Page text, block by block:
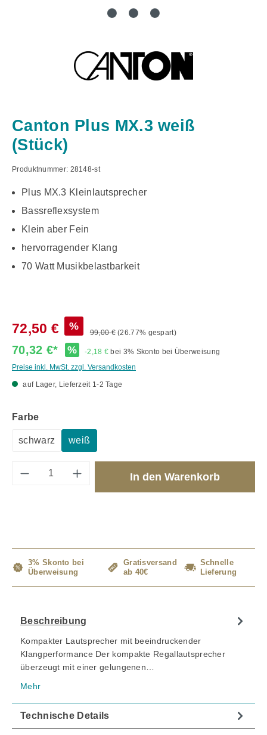
Canton Plus MX.3 weiß
(Stück)
Produktnummer: 28148-st
Plus MX.3 Kleinlautsprecher
Bassreflexsystem
Klein aber Fein
hervorragender Klang
70 Watt Musikbelastbarkeit
72,50 € %
99,00 € (26.77% gespart)
70,32 €* % -2,18 € bei 3% Skonto bei Überweisung
Preise inkl. MwSt. zzgl. Versandkosten
auf Lager, Lieferzeit 1-2 Tage
Farbeauswählen
schwarz weiß
Produkt Anzahl: Gib den gewünschten
In den Warenkorb
3% Skonto bei
Überweisung
Gratisversand
ab 40€
Schnelle
Lieferung
Beschreibung
Kompakter Lautsprecher mit beeindruckender
Klangperformance Der kompakte Regallautsprecher
überzeugt mit einer gelungenen…
Mehr
Technische Details